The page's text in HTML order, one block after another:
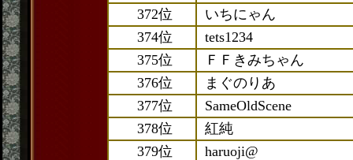
372位
いちにゃん
374位
tets1234
375位
ＦＦきみちゃん
376位
まぐのりあ
377位
SameOldScene
378位
紅純
379位
haruoji@